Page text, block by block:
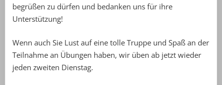
begrüßen zu dürfen und bedanken uns für ihre
Unterstützung!
Wenn auch Sie Lust auf eine tolle Truppe und Spaß an der
Teilnahme an Übungen haben, wir üben ab jetzt wieder
jeden zweiten Dienstag.